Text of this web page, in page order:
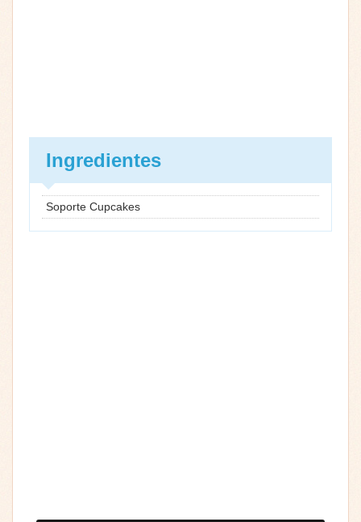
Ingredientes
Soporte Cupcakes